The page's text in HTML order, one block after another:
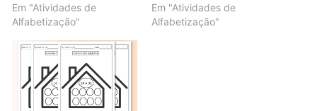
Em "Atividades de
Alfabetização"
Em "Atividades de
Alfabetização"